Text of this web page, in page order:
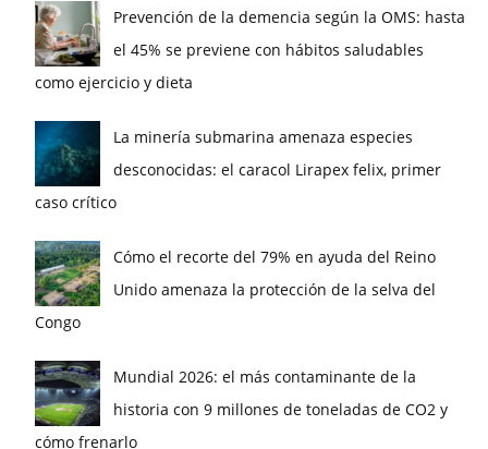
Prevención de la demencia según la OMS: hasta
el 45% se previene con hábitos saludables
como ejercicio y dieta
La minería submarina amenaza especies
desconocidas: el caracol Lirapex felix, primer
caso crítico
Cómo el recorte del 79% en ayuda del Reino
Unido amenaza la protección de la selva del
Congo
Mundial 2026: el más contaminante de la
historia con 9 millones de toneladas de CO2 y
cómo frenarlo